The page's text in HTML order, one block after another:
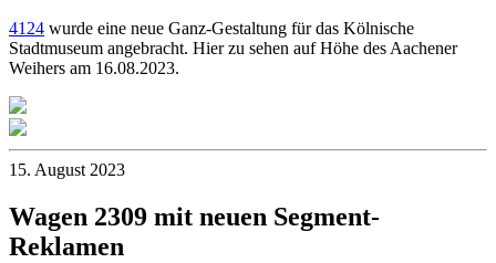
4124 wurde eine neue Ganz-Gestaltung für das Kölnische
Stadtmuseum angebracht. Hier zu sehen auf Höhe des Aachener
Weihers am 16.08.2023.
15. August 2023
Wagen 2309 mit neuen Segment-
Reklamen